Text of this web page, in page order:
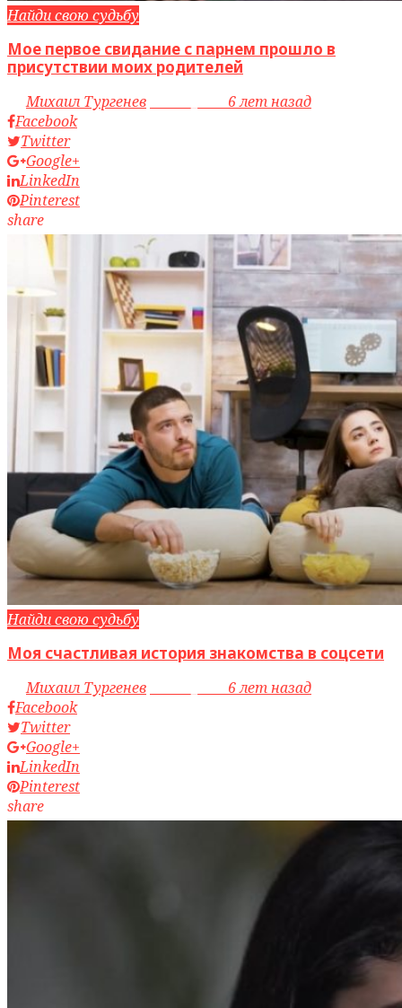
Найди свою судьбу
Мое первое свидание с парнем прошло в
присутствии моих родителей
byМихаил Тургенев
6 лет назад
Facebook
Twitter
Google+
LinkedIn
Pinterest
share
Найди свою судьбу
Моя счастливая история знакомства в соцсети
byМихаил Тургенев
6 лет назад
Facebook
Twitter
Google+
LinkedIn
Pinterest
share